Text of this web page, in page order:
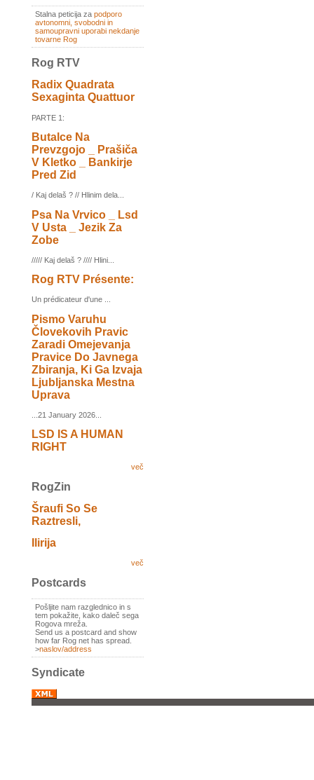
Stalna peticija za podporo
avtonomni, svobodni in
samoupravni uporabi nekdanje
tovarne Rog
Rog RTV
Radix Quadrata
Sexaginta Quattuor
PARTE 1:
Butalce Na
Prevzgojo _ Prašiča
V Kletko _ Bankirje
Pred Zid
/ Kaj delaš ? // Hlinim dela...
Psa Na Vrvico _ Lsd
V Usta _ Jezik Za
Zobe
///// Kaj delaš ? //// Hlini...
Rog RTV Présente:
Un prédicateur d'une ...
Pismo Varuhu
Človekovih Pravic
Zaradi Omejevanja
Pravice Do Javnega
Zbiranja, Ki Ga Izvaja
Ljubljanska Mestna
Uprava
...21 January 2026...
LSD IS A HUMAN
RIGHT
več
RogZin
Šraufi So Se
Raztresli,
Ilirija
več
Postcards
Pošljite nam razglednico in s
tem pokažite, kako daleč sega
Rogova mreža.
Send us a postcard and show
how far Rog net has spread.
>naslov/address
Syndicate